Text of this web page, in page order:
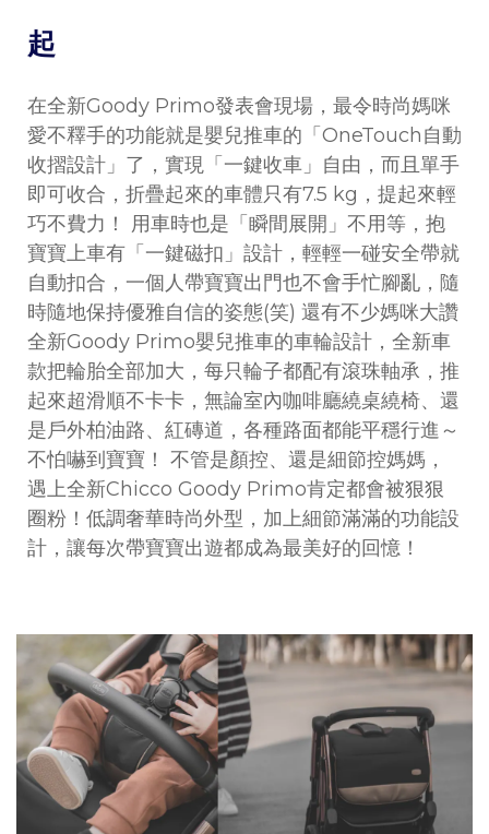
起
在全新Goody Primo發表會現場，最令時尚媽咪
愛不釋手的功能就是嬰兒推車的「OneTouch自動
收摺設計」了，實現「一鍵收車」自由，而且單手
即可收合，折疊起來的車體只有7.5 kg，提起來輕
巧不費力！ 用車時也是「瞬間展開」不用等，抱
寶寶上車有「一鍵磁扣」設計，輕輕一碰安全帶就
自動扣合，一個人帶寶寶出門也不會手忙腳亂，隨
時隨地保持優雅自信的姿態(笑) 還有不少媽咪大讚
全新Goody Primo嬰兒推車的車輪設計，全新車
款把輪胎全部加大，每只輪子都配有滾珠軸承，推
起來超滑順不卡卡，無論室內咖啡廳繞桌繞椅、還
是戶外柏油路、紅磚道，各種路面都能平穩行進～
不怕嚇到寶寶！ 不管是顏控、還是細節控媽媽，
遇上全新Chicco Goody Primo肯定都會被狠狠
圈粉！低調奢華時尚外型，加上細節滿滿的功能設
計，讓每次帶寶寶出遊都成為最美好的回憶！